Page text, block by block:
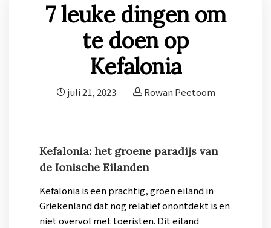
7 leuke dingen om
te doen op
Kefalonia
juli 21, 2023 Rowan Peetoom
Kefalonia: het groene paradijs van
de Ionische Eilanden
Kefalonia is een prachtig, groen eiland in
Griekenland dat nog relatief onontdekt is en
niet overvol met toeristen. Dit eiland